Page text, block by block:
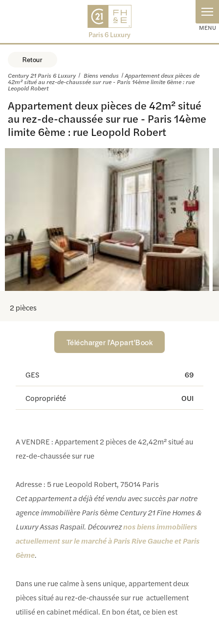
Retour
Century 21 Paris 6 Luxury Biens vendus Appartement deux pièces de
42m² situé au rez-de-chaussée sur rue - Paris 14ème limite 6ème : rue
Leopold Robert
Appartement deux pièces de 42m² situé
au rez-de-chaussée sur rue - Paris 14ème
limite 6ème : rue Leopold Robert
2 pièces
Télécharger l'Appart'Book
GES 69
Copropriété OUI
A VENDRE : Appartement 2 pièces de 42,42m² situé au
rez-de-chaussée sur rue
Adresse : 5 rue Leopold Robert, 75014 Paris
Cet appartement a déjà été vendu avec succès par notre
agence immobilière Paris 6ème Century 21 Fine Homes &
Luxury Assas Raspail. Découvreznos biens immobiliers
actuellement sur le marché à Paris Rive Gauche et Paris
6ème.
Dans une rue calme à sens unique, appartement deux
pièces situé au rez-de-chaussée sur rue actuellement
utilisé en cabinet médical. En bon état, ce bien est
Panneau de gestion des cookies